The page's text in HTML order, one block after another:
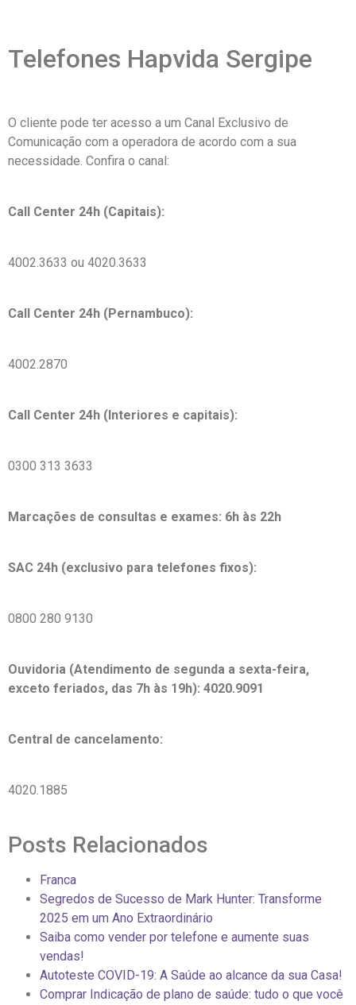
Telefones Hapvida Sergipe
O cliente pode ter acesso a um Canal Exclusivo de
Comunicação com a operadora de acordo com a sua
necessidade. Confira o canal:
Call Center 24h (Capitais):
4002.3633 ou 4020.3633
Call Center 24h (Pernambuco):
4002.2870
Call Center 24h (Interiores e capitais):
0300 313 3633
Marcações de consultas e exames: 6h às 22h
SAC 24h (exclusivo para telefones fixos):
0800 280 9130
Ouvidoria (Atendimento de segunda a sexta-feira,
exceto feriados, das 7h às 19h): 4020.9091
Central de cancelamento:
4020.1885
Posts Relacionados
Franca
Segredos de Sucesso de Mark Hunter: Transforme
2025 em um Ano Extraordinário
Saiba como vender por telefone e aumente suas
vendas!
Autoteste COVID-19: A Saúde ao alcance da sua Casa!
Comprar Indicação de plano de saúde: tudo o que você